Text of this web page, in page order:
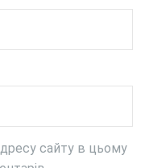
сайту в цьому